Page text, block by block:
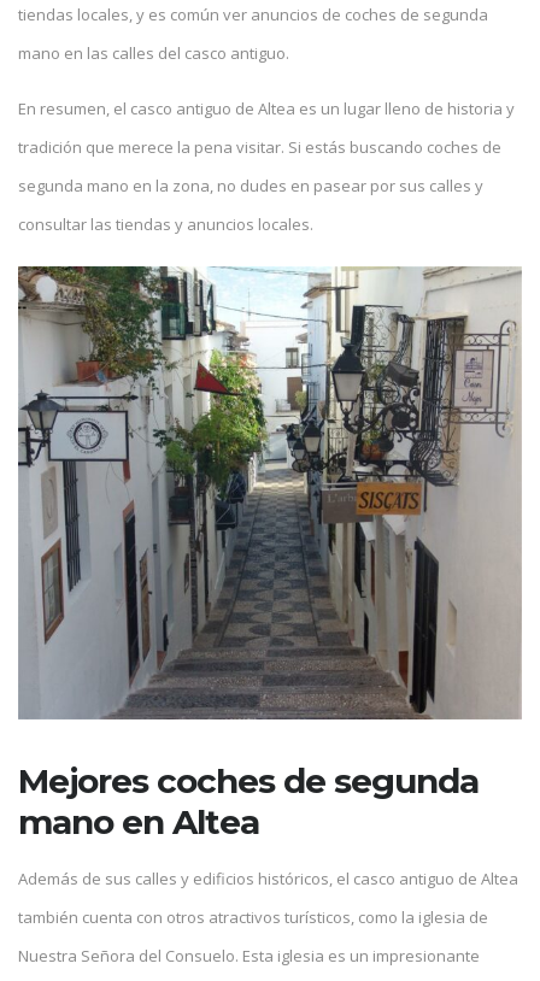
tiendas locales, y es común ver anuncios de coches de segunda
mano en las calles del casco antiguo.
En resumen, el casco antiguo de Altea es un lugar lleno de historia y
tradición que merece la pena visitar. Si estás buscando coches de
segunda mano en la zona, no dudes en pasear por sus calles y
consultar las tiendas y anuncios locales.
Mejores coches de segunda
mano en Altea
Además de sus calles y edificios históricos, el casco antiguo de Altea
también cuenta con otros atractivos turísticos, como la iglesia de
Nuestra Señora del Consuelo. Esta iglesia es un impresionante